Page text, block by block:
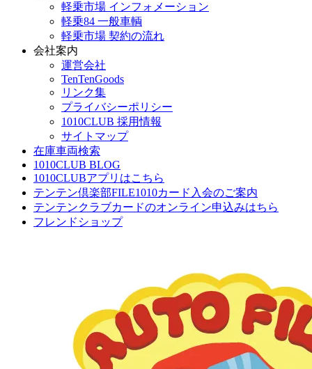
軽乗市場 インフォメーション
軽乗84 一般車輌
軽乗市場 契約の流れ
会社案内
運営会社
TenTenGoods
リンク集
プライバシーポリシー
1010CLUB 採用情報
サイトマップ
在庫車両検索
1010CLUB BLOG
1010CLUBアプリはこちら
テンテン倶楽部FILE1010カード入会のご案内
テンテンクラブカードのオンライン申込みはちら
フレンドショップ